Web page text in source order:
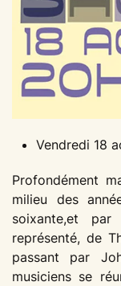
Vendredi 18
Profondément
milieu des
soixante,et
représenté, de
passant par
musiciens se